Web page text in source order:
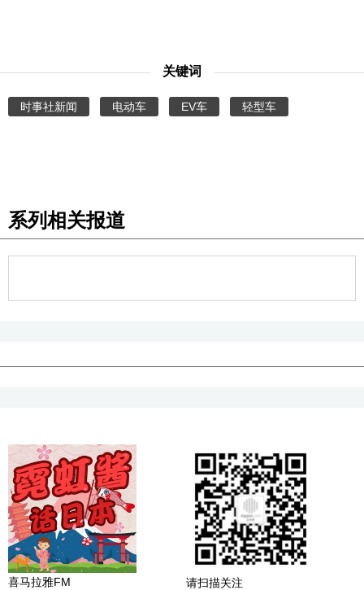
关键词
时事社新闻 电动车 EV车 轻型车
系列相关报道
喜马拉雅FM
请扫描关注